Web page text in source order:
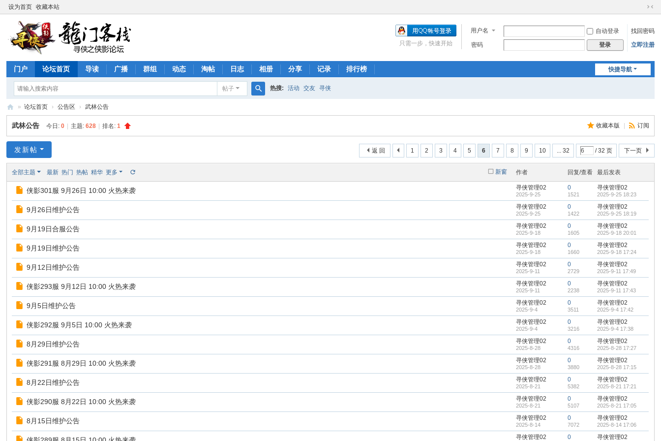
设为首页 收藏本站
切
到
窄
用户名 自动登录
找回密码
密码
登录 立即注册
只需一步，快速开始
快捷导航
门户 论坛首页 导读 广播 群组 动态 淘帖 日志 相册 分享 记录 排行榜
帖子
索
热搜: 活动 交友 寻侠
寻
侠
坛
» 论坛首页 › 公告区 › 武林公告
收藏本版 订阅
武林公告 今日:0 主题:628 排名:1
1 2 3 4 5 6 7 8 9 10 ... 32 / 32 页 下一页
返 回
发新帖
新窗
全部主题 最新 热门 热帖 精华 更多 作者 回复/查看 最后发表
侠影301服 9月26日 10:00 火热来袭 寻侠管理02
2025-9-25
0
1521
寻侠管理02
2025-9-25 18:23
9月26日维护公告 寻侠管理02
2025-9-25
0
1422
寻侠管理02
2025-9-25 18:19
9月19日合服公告 寻侠管理02
2025-9-18
0
1605
寻侠管理02
2025-9-18 20:01
9月19日维护公告 寻侠管理02
2025-9-18
0
1660
寻侠管理02
2025-9-18 17:24
9月12日维护公告 寻侠管理02
2025-9-11
0
2729
寻侠管理02
2025-9-11 17:49
侠影293服 9月12日 10:00 火热来袭 寻侠管理02
2025-9-11
0
2238
寻侠管理02
2025-9-11 17:43
9月5日维护公告 寻侠管理02
2025-9-4
0
3511
寻侠管理02
2025-9-4 17:42
侠影292服 9月5日 10:00 火热来袭 寻侠管理02
2025-9-4
0
3216
寻侠管理02
2025-9-4 17:38
8月29日维护公告 寻侠管理02
2025-8-28
0
4316
寻侠管理02
2025-8-28 17:27
侠影291服 8月29日 10:00 火热来袭 寻侠管理02
2025-8-28
0
3880
寻侠管理02
2025-8-28 17:15
8月22日维护公告 寻侠管理02
2025-8-21
0
5382
寻侠管理02
2025-8-21 17:21
侠影290服 8月22日 10:00 火热来袭 寻侠管理02
2025-8-21
0
5107
寻侠管理02
2025-8-21 17:05
8月15日维护公告 寻侠管理02
2025-8-14
0
7072
寻侠管理02
2025-8-14 17:06
寻侠管理02 0 寻侠管理02